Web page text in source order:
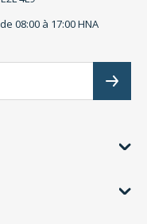
08:00 à 17:00 HNA